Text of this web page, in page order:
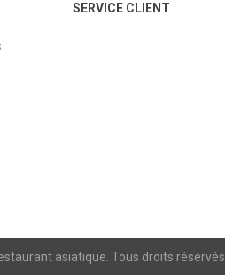
SERVICE CLIENT
asiatique. Tous droits réservés.